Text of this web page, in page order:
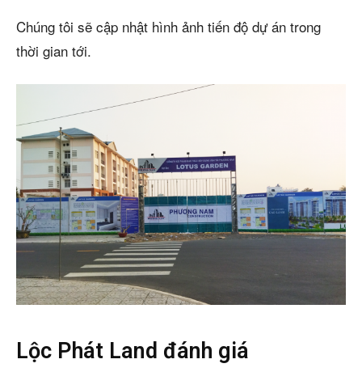
Chúng tôi sẽ cập nhật hình ảnh tiến độ dự án trong
thời gian tới.
Lộc Phát Land đánh giá